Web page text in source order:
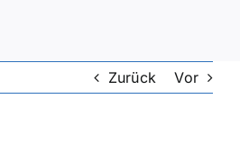
Zurück Vor